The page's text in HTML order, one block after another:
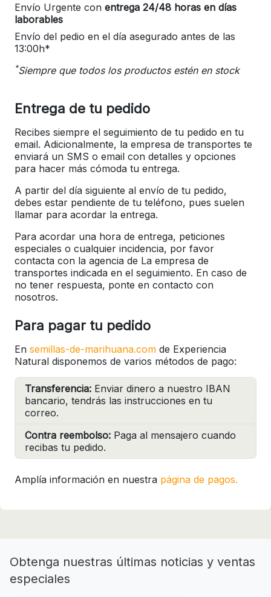
Envío Urgente con entrega 24/48 horas en días
laborables
Envío del pedio en el día asegurado antes de las
13:00h*
*Siempre que todos los productos estén en stock
Entrega de tu pedido
Recibes siempre el seguimiento de tu pedido en tu
email. Adicionalmente, la empresa de transportes te
enviará un SMS o email con detalles y opciones
para hacer más cómoda tu entrega.
A partir del día siguiente al envío de tu pedido,
debes estar pendiente de tu teléfono, pues suelen
llamar para acordar la entrega.
Para acordar una hora de entrega, peticiones
especiales o cualquier incidencia, por favor
contacta con la agencia de La empresa de
transportes indicada en el seguimiento. En caso de
no tener respuesta, ponte en contacto con
nosotros.
Para pagar tu pedido
En semillas-de-marihuana.com de Experiencia
Natural disponemos de varios métodos de pago:
Transferencia: Enviar dinero a nuestro IBAN
bancario, tendrás las instrucciones en tu
correo.
Contra reembolso: Paga al mensajero cuando
recibas tu pedido.
Amplía información en nuestra página de pagos.
Obtenga nuestras últimas noticias y ventas
especiales